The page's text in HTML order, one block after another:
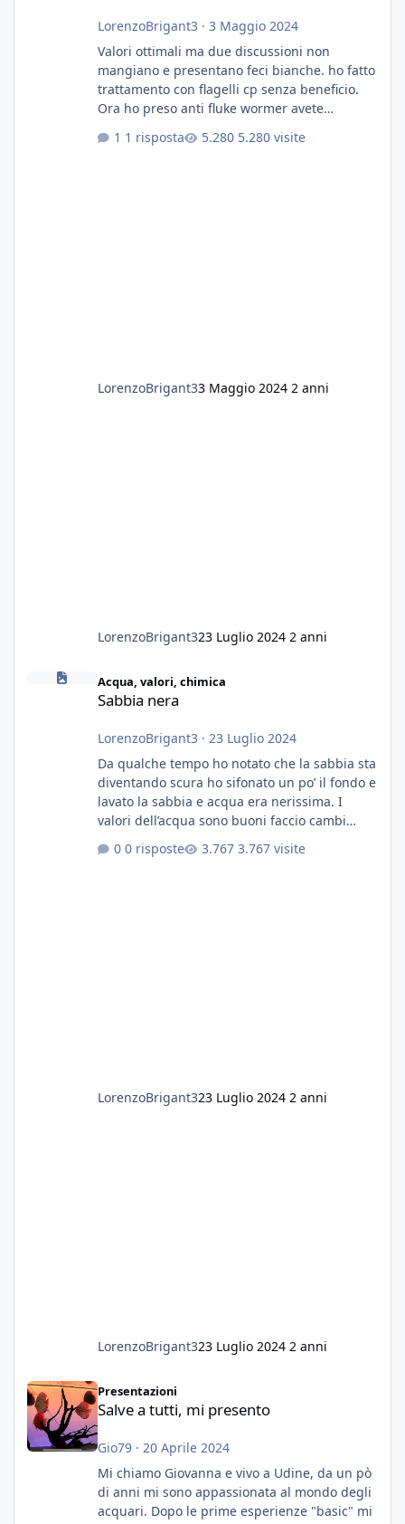
LorenzoBrigant3 · 3 Maggio 2024
Valori ottimali ma due discussioni non
mangiano e presentano feci bianche. ho fatto
trattamento con flagelli cp senza beneficio.
Ora ho preso anti fluke wormer avete
sostanza
1 risposta 5.280 visite
LorenzoBrigant33 Maggio 2024 2 anni
LorenzoBrigant323 Luglio 2024 2 anni
Acqua, valori, chimica
Sabbia nera
LorenzoBrigant3 · 23 Luglio 2024
Da qualche tempo ho notato che la sabbia sta
diventando scura ho sifonato un po’ il fondo e
lavato la sabbia e acqua era nerissima. I
valori dell’acqua sono buoni faccio cambi
fertilizzato.le foglie delle piante sono
0 risposte 3.767 visite
LorenzoBrigant323 Luglio 2024 2 anni
LorenzoBrigant323 Luglio 2024 2 anni
Salve a tutti, mi presento
Presentazioni
Salve a tutti, mi presento
Gio79· 20 Aprile 2024
Mi chiamo Giovanna e vivo a Udine, da un pò
di anni mi sono appassionata al mondo degli
acquari. Dopo le prime esperienze "basic" mi